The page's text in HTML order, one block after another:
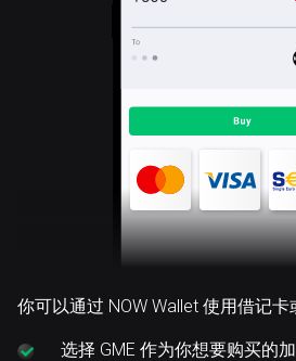
你可以通过 NOW Wallet 使用借记卡
选择 GME 作为你想要购买的加